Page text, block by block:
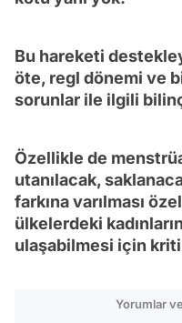
Bu hareketi
öte, regl dönemi ve
sorunlar ile ilgili
Özellikle de
utanılacak,
farkına varılması
ülkelerdeki
ulaşabilmesi için
Yorumlar